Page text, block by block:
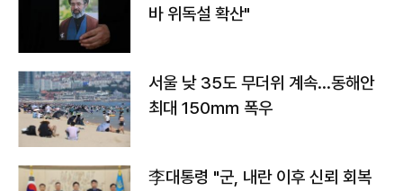
바 위독설 확산"
서울 낮 35도 무더위 계속…동해안
최대 150㎜ 폭우
李대통령 "군, 내란 이후 신뢰 회복